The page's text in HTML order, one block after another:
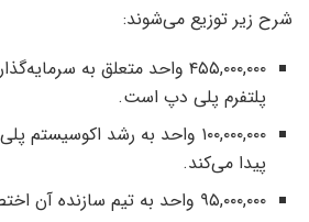
شرح زیر توزیع می‌شوند:
۴۵۵,۰۰۰,۰۰۰ واحد متعلق به
پلتفرم پلی دپ است.
۱۰۰,۰۰۰,۰۰۰ واحد به رشد
پیدا می‌کند.
۹۵,۰۰۰,۰۰۰ واحد به تیم سازنده آن اختصاص دارد.